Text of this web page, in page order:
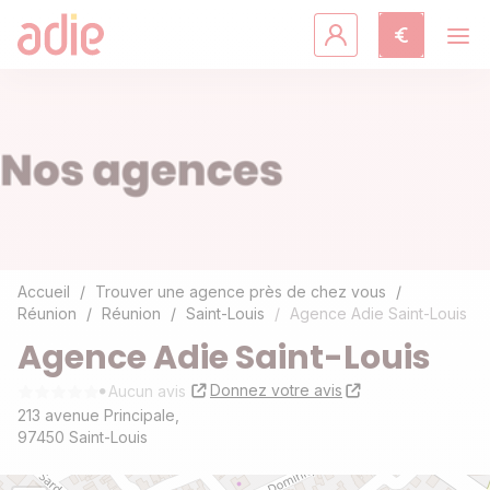
Accompagnement
Agir avec l'Adie
Découvrir l'Adie
Accueil
Trouver une agence près de chez vous
Réunion
Réunion Saint-Louis Agence Adie Saint-Louis
Agence Adie Saint-Louis
Aucun avis
Donnez votre avis
213 avenue Principale,
97450 Saint-Louis